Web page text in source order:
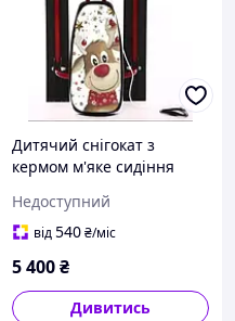
Дитячий снігокат з
кермом м'яке сидіння
амортизатор дитячі
санки з кермом чук гек
Недоступний
від540₴/міс
5 400₴
Дивитись